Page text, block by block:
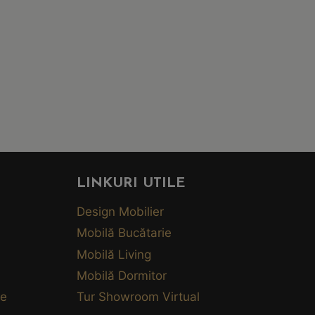
LINKURI UTILE
Design Mobilier
Mobilă Bucătarie
Mobilă Living
Mobilă Dormitor
Tur Showroom Virtual